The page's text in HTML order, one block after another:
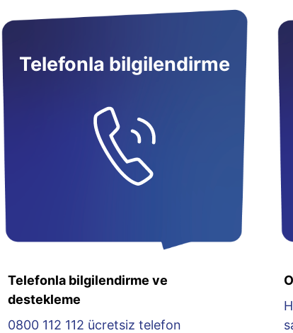
Telefonla bilgilendirme
Telefonla bilgilendirme ve
destekleme
0800 112 112 ücretsiz telefon